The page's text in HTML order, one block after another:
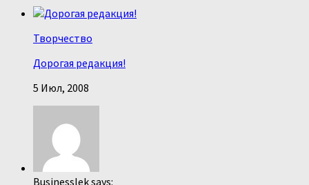
Творчество
Дорогая редакция!
5 Июл, 2008
Businesslek says: